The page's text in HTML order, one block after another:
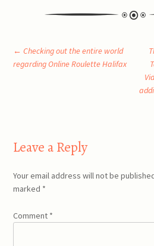
Post
← Checking out the entire world
regarding Online Roulette Halifax
Leave a Reply
Your email address will not be
marked *
Comment *